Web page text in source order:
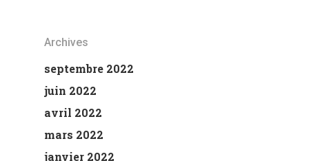
Archives
septembre 2022
juin 2022
avril 2022
mars 2022
janvier 2022